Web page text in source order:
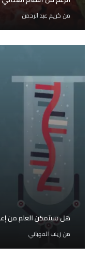
من كريم عبد الرحمن
هل سيتمكن العلم من
من زينب المهباني